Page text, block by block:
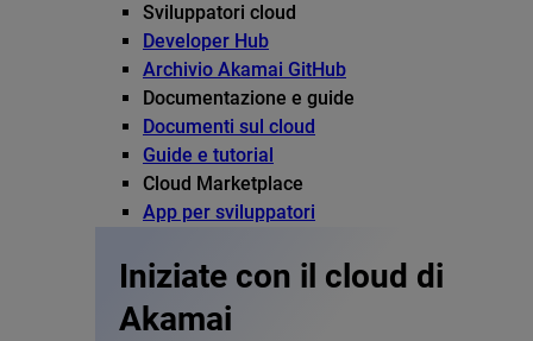
Sviluppatori cloud
Developer Hub
Archivio Akamai GitHub
Documentazione e guide
Documenti sul cloud
Guide e tutorial
Cloud Marketplace
App per sviluppatori
Iniziate con il cloud di
Akamai